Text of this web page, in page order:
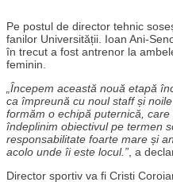
Pe postul de director tehnic
fanilor Universității. Ioan Ani-
în trecut a fost antrenor la
feminin.
„Începem această nouă etapă
ca împreună cu noul staff și
formăm o echipă puternică,
îndeplinim obiectivul pe termen
responsabilitate foarte mare și
acolo unde îi este locul.” , a
Director sportiv va fi Cristi